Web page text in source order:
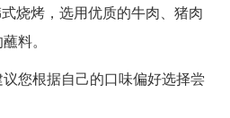
烧烤，选用优质的牛肉、猪肉
料。
您根据自己的口味偏好选择尝